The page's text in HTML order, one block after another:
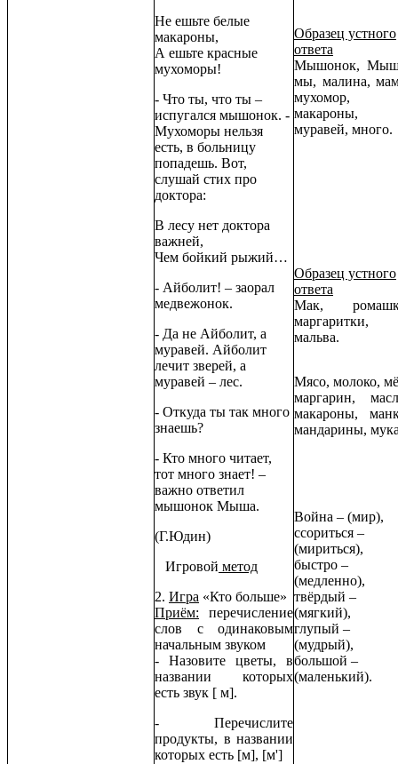
Не ешьте белые
макароны,
А ешьте красные
мухоморы!
- Что ты, что ты –
испугался мышонок. -
Мухоморы нельзя
есть, в больницу
попадешь. Вот,
слушай стих про
доктора:
В лесу нет доктора
важней,
Чем бойкий рыжий…
- Айболит! – заорал
медвежонок.
- Да не Айболит, а
муравей. Айболит
лечит зверей, а
муравей – лес.
- Откуда ты так много
знаешь?
- Кто много читает,
тот много знает! –
важно ответил
мышонок Мыша.
(Г.Юдин)
Игровой метод
2. Игра «Кто больше»
Приём: перечисление
слов с одинаковым
начальным звуком
- Назовите цветы, в
названии которых
есть звук [ м].
- Перечислите
продукты, в названии
которых есть [м], [м']
Образец устного
ответа
Мышонок,
мы, малина,
мухомор,
макароны,
муравей, много.
Образец устного
ответа
Мак,
маргаритки,
мальва.
Мясо, молоко,
маргарин,
макароны,
мандарины,
Война – (мир),
ссориться –
(мириться),
быстро –
(медленно),
твёрдый –
(мягкий),
глупый –
(мудрый),
большой –
(маленький).